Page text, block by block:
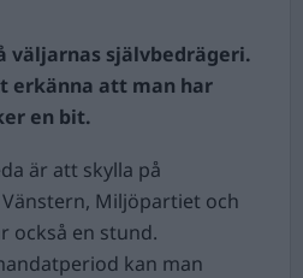
väljarnas självbedrägeri.
erkänna att man har
en bit.
är att skylla på
Miljöpartiet och
också en stund.
kan man